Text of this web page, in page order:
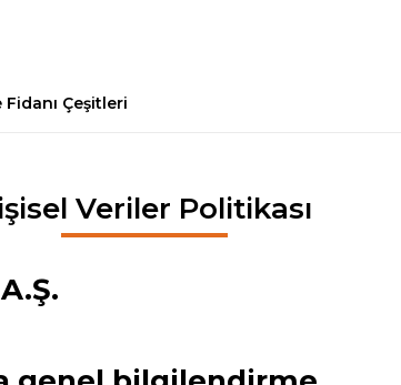
Fidanı Çeşitleri
Veriler Politikası